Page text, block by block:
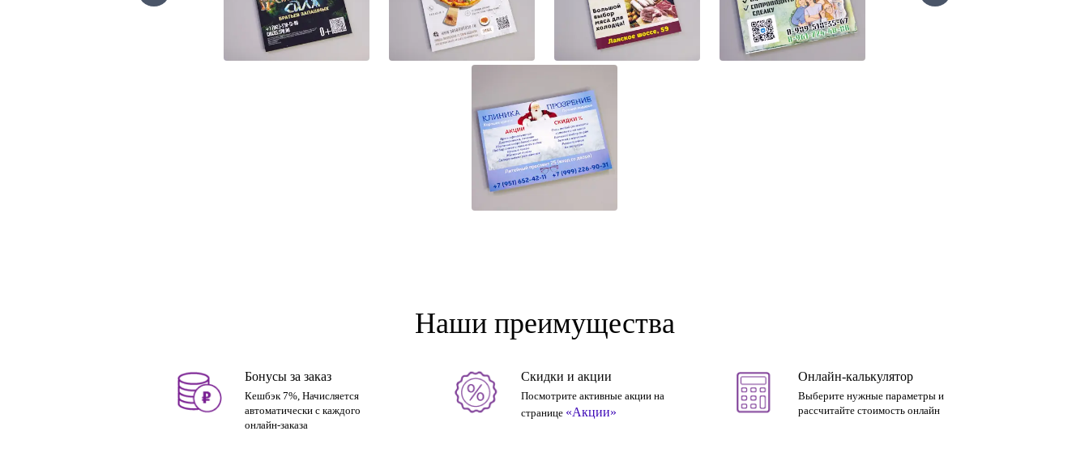
Наши преимущества
Бонусы за заказ
Кешбэк 7%, Начисляется
автоматически с каждого
онлайн-заказа
Скидки и акции
Посмотрите активные акции на
странице «Акции»
Онлайн-калькулятор
Выберите нужные параметры и
рассчитайте стоимость онлайн